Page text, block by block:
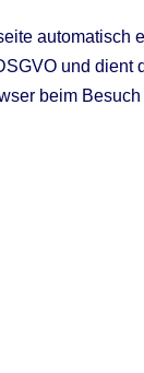
automatisch
und dient
beim